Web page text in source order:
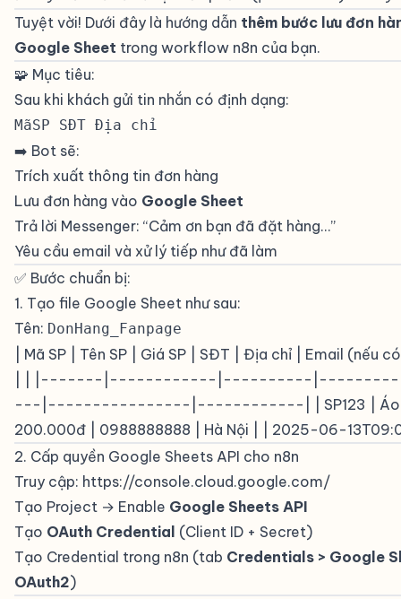
Tuyệt vời! Dưới đây là hướng dẫn thêm bước lưu đơn
Google Sheet trong workflow n8n của bạn.
🧩 Mục tiêu:
Sau khi khách gửi tin nhắn có định dạng:
MãSP SĐT Địa chỉ
➡️ Bot sẽ:
Trích xuất thông tin đơn hàng
Lưu đơn hàng vào Google Sheet
Trả lời Messenger: “Cảm ơn bạn đã đặt hàng…”
Yêu cầu email và xử lý tiếp như đã làm
✅ Bước chuẩn bị:
1. Tạo file Google Sheet như sau:
Tên: DonHang_Fanpage
| Mã SP | Tên SP | Giá SP | SĐT | Địa chỉ | Email (nếu
| | |-------|------------|----------
---|----------------|------------| | SP123 | Áo
200.000đ | 0988888888 | Hà Nội | | 2025-06-
2. Cấp quyền Google Sheets API cho n8n
Truy cập: https://console.cloud.google.com/
Tạo Project → Enable Google Sheets API
Tạo OAuth Credential (Client ID + Secret)
Tạo Credential trong n8n (tab Credentials > Google
OAuth2)